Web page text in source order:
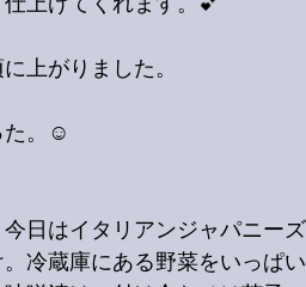
上げてくれます。💕
上がりました。
た。☺️
日はイタリアンジャパニーズ
冷蔵庫にある野菜をいっぱい